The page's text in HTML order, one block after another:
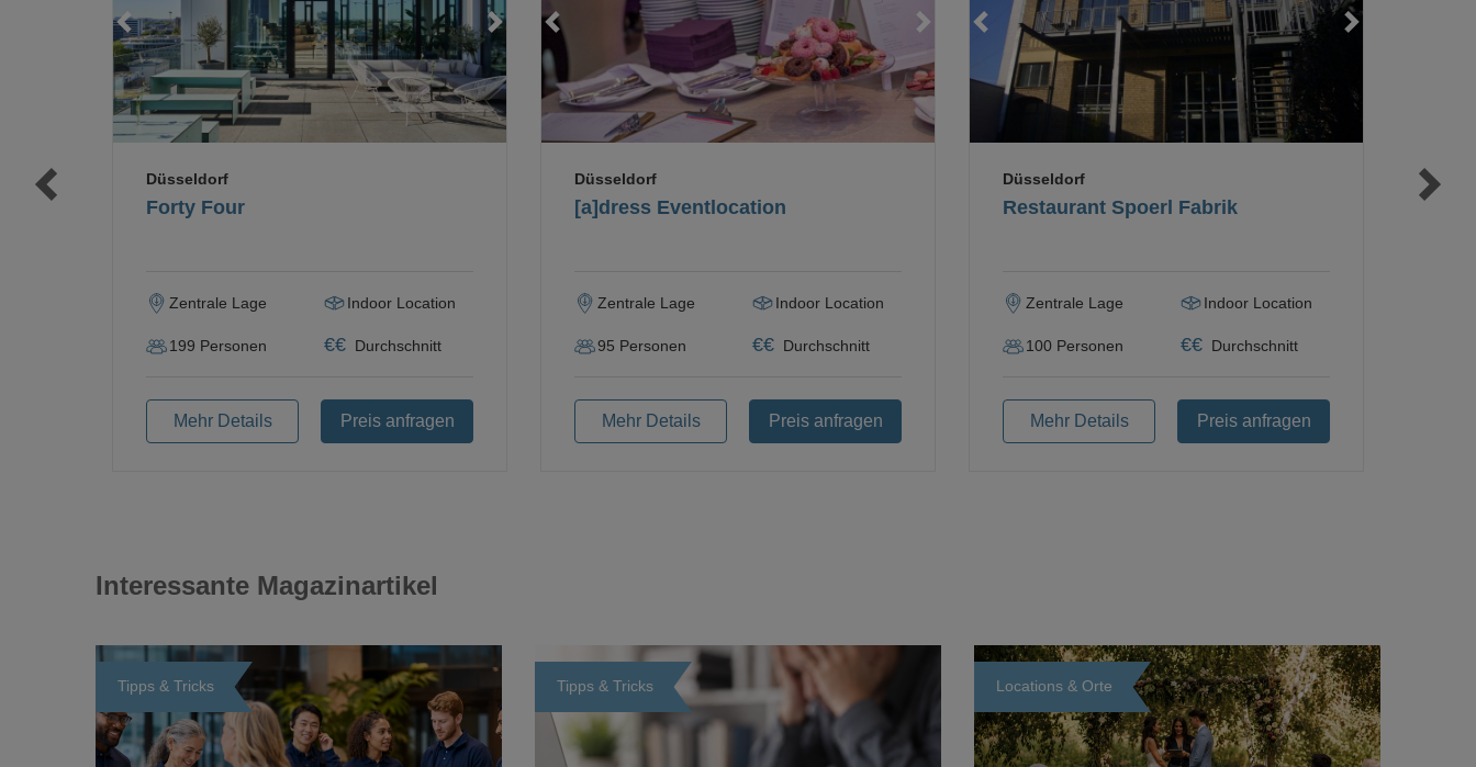
Loading... Loading...
Forty Four
Düsseldorf
Zentrale Lage Indoor Location
199 Personen €€ Durchschnitt
Mehr Details Preis anfragen
Loading...
[a]dress Eventlocation
Düsseldorf
Zentrale Lage Indoor Location
95 Personen €€ Durchschnitt
Mehr Details Preis anfragen
Restaurant Spoerl Fabrik
Düsseldorf
Zentrale Lage Indoor Location
100 Personen €€ Durchschnitt
Mehr Details Preis anfragen
Interessante Magazinartikel
Tipps & Tricks Tipps & Tricks Locations & Orte